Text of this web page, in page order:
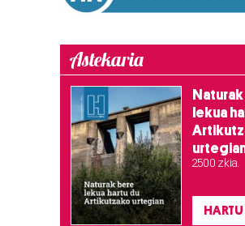
Webgune honek cookie propioak eta
zerbitzuak hobetzeko asmoz, cookie
baliatzen gara. Ohar hau onartuz gero,
erabiltzeko baimen esplizitua ematen
Astekaria
lekua
2.500 zkia.